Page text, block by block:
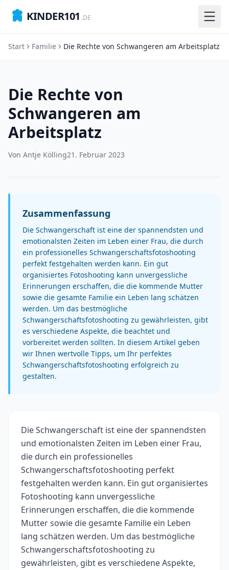
KINDER101 .DE
Start Familie Die Rechte von Schwangeren am Arbeitsplatz
Die Rechte von
Schwangeren am
Arbeitsplatz
Von Antje Kölling21. Februar 2023
Zusammenfassung
Die Schwangerschaft ist eine der spannendsten und
emotionalsten Zeiten im Leben einer Frau, die durch
ein professionelles Schwangerschaftsfotoshooting
perfekt festgehalten werden kann. Ein gut
organisiertes Fotoshooting kann unvergessliche
Erinnerungen erschaffen, die die kommende Mutter
sowie die gesamte Familie ein Leben lang schätzen
werden. Um das bestmögliche
Schwangerschaftsfotoshooting zu gewährleisten, gibt
es verschiedene Aspekte, die beachtet und
vorbereitet werden sollten. In diesem Artikel geben
wir Ihnen wertvolle Tipps, um Ihr perfektes
Schwangerschaftsfotoshooting erfolgreich zu
gestalten.
Die Schwangerschaft ist eine der spannendsten
und emotionalsten Zeiten im Leben einer Frau,
die durch ein professionelles
Schwangerschaftsfotoshooting perfekt
festgehalten werden kann. Ein gut organisiertes
Fotoshooting kann unvergessliche
Erinnerungen erschaffen, die die kommende
Mutter sowie die gesamte Familie ein Leben
lang schätzen werden. Um das bestmögliche
Schwangerschaftsfotoshooting zu
gewährleisten, gibt es verschiedene Aspekte,